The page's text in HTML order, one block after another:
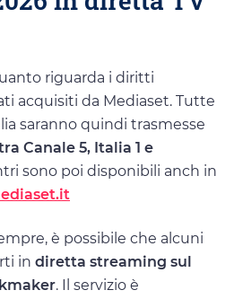
riguarda i diritti
acquisiti da Mediaset. Tutte
saranno quindi trasmesse
Canale 5, Italia 1 e
sono poi disponibili anch in
è possibile che alcuni
in diretta streaming sul
. Il servizio è